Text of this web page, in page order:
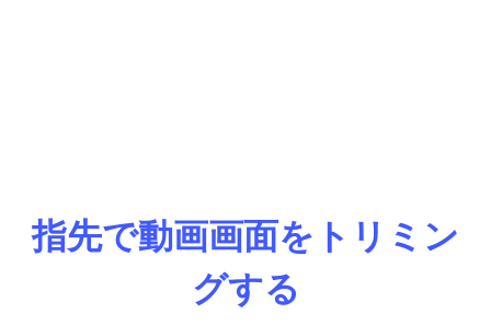
指先で動画画面をトリミン
グする